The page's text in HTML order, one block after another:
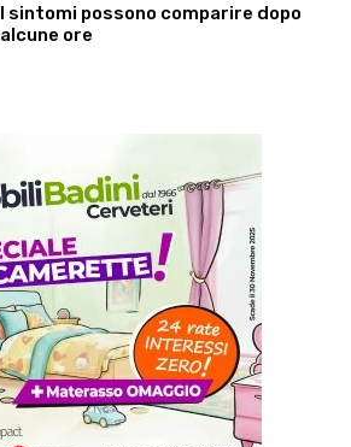
I sintomi possono comparire dopo
alcune ore